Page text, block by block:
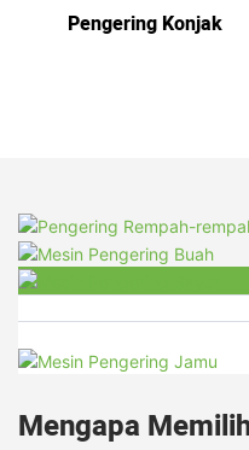
Pengering Konjak
Mengapa